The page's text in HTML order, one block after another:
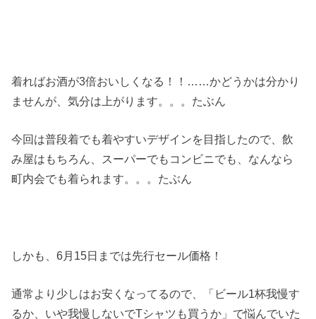
着ればお酒が3倍おいしくなる！！……かどうかは分かり
ませんが、気分は上がります。。。たぶん
今回は普段着でも着やすいデザインを目指したので、飲
み屋はもちろん、スーパーでもコンビニでも、なんなら
町内会でも着られます。。。たぶん
しかも、6月15日までは先行セール価格！
通常より少しはお安くなってるので、「ビール1杯我慢す
るか、いや我慢しないでTシャツも買うか」で悩んでいた